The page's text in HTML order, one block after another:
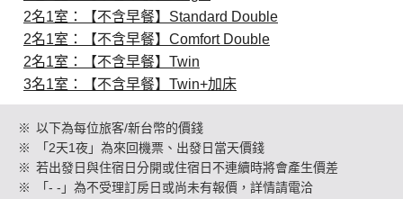
創造旅遊
2名1室：【不含早餐】Standard Double
2名1室：【不含早餐】Comfort Double
2名1室：【不含早餐】Twin
3名1室：【不含早餐】Twin+加床
※ 以下為每位旅客/新台幣的價錢
※
「2天1夜」為來回機票、出發日當天價錢
※ 若出發日與住宿日分開或住宿日不連續時將會產生價差
※
「- -」為不受理訂房日或尚未有報價，詳情請電洽